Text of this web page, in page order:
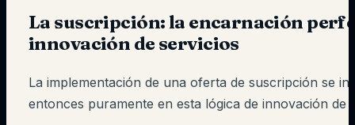
La suscripción: la encarnación
innovación de servicios
La implementación de una oferta de suscripción se
entonces puramente en esta lógica de innovación de